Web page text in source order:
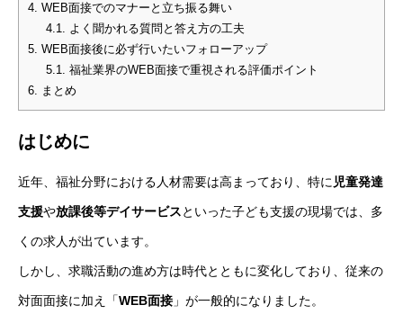
4. WEB面接でのマナーと立ち振る舞い
4.1. よく聞かれる質問と答え方の工夫
5. WEB面接後に必ず行いたいフォローアップ
5.1. 福祉業界のWEB面接で重視される評価ポイント
6. まとめ
はじめに
近年、福祉分野における人材需要は高まっており、特に 児童発達
支援や放課後等デイサービスといった子ども支援の現場では、多
くの求人が出ています。
しかし、求職活動の進め方は時代とともに変化しており、従来の
対面面接に加え「WEB面接 」が一般的になりました。